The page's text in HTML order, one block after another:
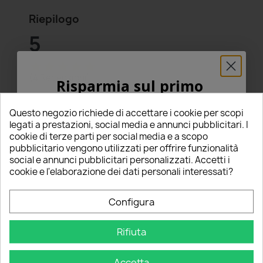
Riepilogo
5
(4 Recensioni)
5 starstarstarstar star (4)
4 starstarstarstarstar_border (0)
3 starstarstarstar_borderstar_border (0)
2 starstarstar_border star_borderstar_border (0)
1
starstar_borderstar_borderstar_borderstar_border (0)
Scrivi una recensione
Questo negozio richiede di accettare i cookie per scopi
legati a prestazioni, social media e annunci pubblicitari. I
cookie di terze parti per social media e a scopo
pubblicitario vengono utilizzati per offrire funzionalità
social e annunci pubblicitari personalizzati. Accetti i
cookie e l'elaborazione dei dati personali interessati?
Configura
Rifiuta
Risparmia sul primo
5% PER TE!
Inserisci la tua email qui sotto per ricevere il
5% DI SCONTOsul tuo primo ordine!
Nome